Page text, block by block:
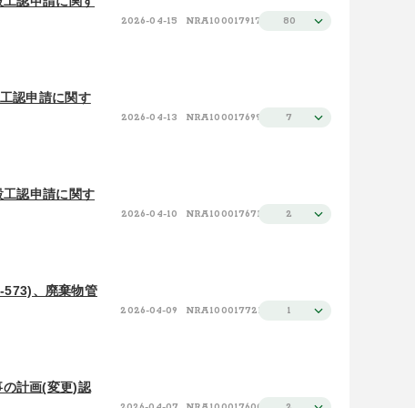
2026-04-15 NRA100017917 80
認申請に関す
2026-04-13 NRA100017699 7
認申請に関す
2026-04-10 NRA100017671 2
573)、廃棄物管
2026-04-09 NRA100017721 1
の計画(変更)認